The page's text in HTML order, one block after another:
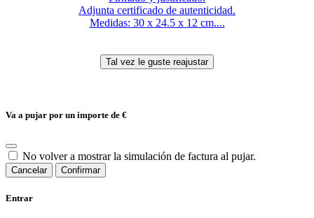
Adjunta certificado de autenticidad.
Medidas: 30 x 24.5 x 12 cm....
Va a pujar por un importe de €
No volver a mostrar la simulación de factura al pujar.
Cancelar Confirmar
Entrar